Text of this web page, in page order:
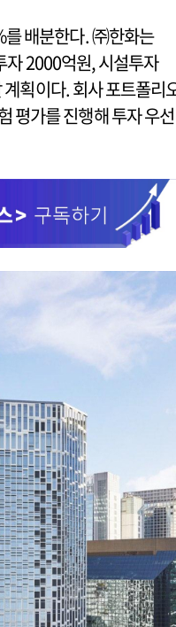
배분한다. ㈜한화는
2000억원, 시설투자
획이다. 회사 포트폴리
평가를 진행해 투자 우선